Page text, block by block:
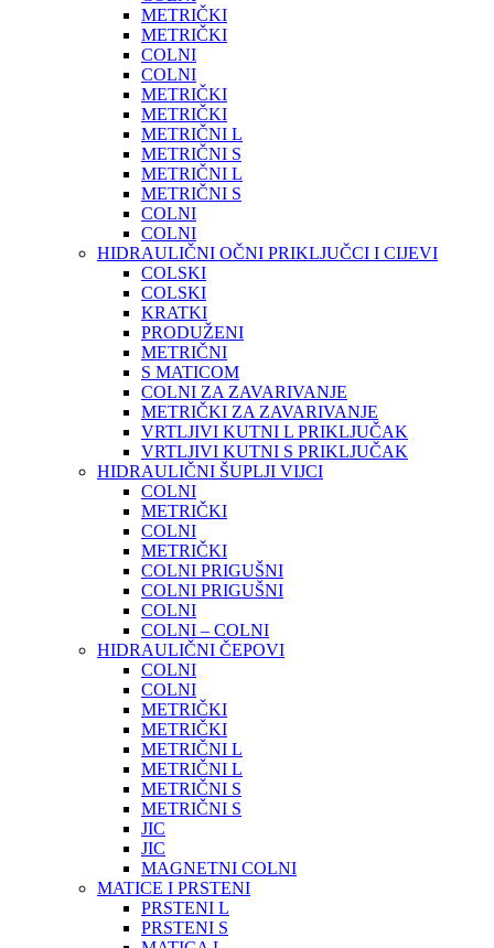
METRIČKI
METRIČKI
COLNI
COLNI
METRIČKI
METRIČKI
METRIČNI L
METRIČNI S
METRIČNI L
METRIČNI S
COLNI
COLNI
HIDRAULIČNI OČNI PRIKLJUČCI I CIJEVI
COLSKI
COLSKI
KRATKI
PRODUŽENI
METRIČNI
S MATICOM
COLNI ZA ZAVARIVANJE
METRIČKI ZA ZAVARIVANJE
VRTLJIVI KUTNI L PRIKLJUČAK
VRTLJIVI KUTNI S PRIKLJUČAK
HIDRAULIČNI ŠUPLJI VIJCI
COLNI
METRIČKI
COLNI
METRIČKI
COLNI PRIGUŠNI
COLNI PRIGUŠNI
COLNI
COLNI – COLNI
HIDRAULIČNI ČEPOVI
COLNI
COLNI
METRIČKI
METRIČKI
METRIČNI L
METRIČNI L
METRIČNI S
METRIČNI S
JIC
JIC
MAGNETNI COLNI
MATICE I PRSTENI
PRSTENI L
PRSTENI S